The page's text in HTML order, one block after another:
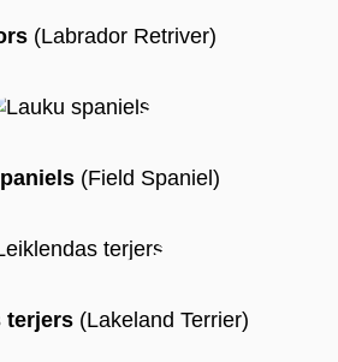
(Labrador Retriver)
(Field Spaniel)
terjers(Lakeland Terrier)